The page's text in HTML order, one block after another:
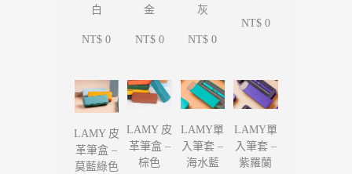
白
NT$ 0
金
NT$ 0
灰
NT$ 0
NT$ 0
LAMY 皮
革筆盒 –
莫藍綠色
LAMY 皮
革筆盒 –
棕色
LAMY單
入筆套 –
海水藍
LAMY單
入筆套 –
紫羅蘭